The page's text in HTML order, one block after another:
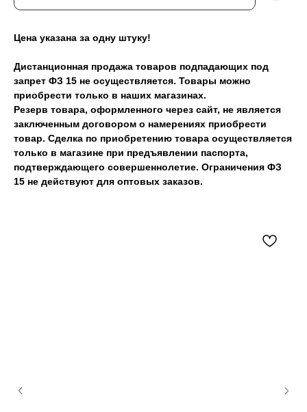
Цена указана за одну штуку!
Дистанционная продажа товаров подпадающих под
запрет ФЗ 15 не осуществляется. Товары можно
приобрести только в наших магазинах.
Резерв товара, оформленного через сайт, не является
заключенным договором о намерениях приобрести
товар. Сделка по приобретению товара осуществляется
только в магазине при предъявлении паспорта,
подтверждающего совершеннолетие. Ограничения ФЗ
15 не действуют для оптовых заказов.